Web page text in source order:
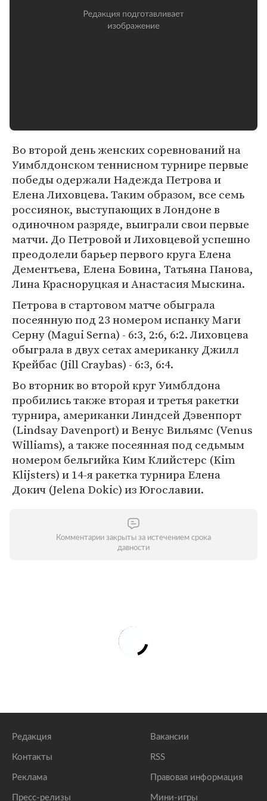
Во второй день женских соревнований на
Уимблдонском теннисном турнире первые
победы одержали Надежда Петрова и
Елена Лиховцева. Таким образом, все семь
россиянок, выступающих в Лондоне в
одиночном разряде, выиграли свои первые
матчи. До Петровой и Лиховцевой успешно
преодолели барьер первого круга Елена
Дементьева, Елена Бовина, Татьяна Панова,
Лина Красноруцкая и Анастасия Мыскина.
Петрова в стартовом матче обыграла
посеянную под 23 номером испанку Маги
Серну (Magui Serna) - 6:3, 2:6, 6:2. Лиховцева
обыграла в двух сетах американку Джилл
Крейбас (Jill Craybas) - 6:3, 6:4.
Во вторник во второй круг Уимблдона
пробились также вторая и третья ракетки
турнира, американки Линдсей Дэвенпорт
(Lindsay Davenport) и Венус Вильямс (Venus
Williams), а также посеянная под седьмым
номером бельгийка Ким Клийстерс (Kim
Klijsters) и 14-я ракетка турнира Елена
Докич (Jelena Dokic) из Югославии.
Комментарии закрыты за истечением срока
давности
Редакция
Контакты
Реклама
Пресс-релизы
Вакансии
RSS
Правовая информация
Мини-игры